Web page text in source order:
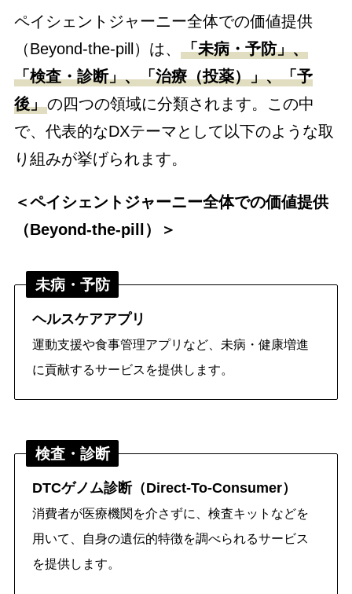
ペイシェントジャーニー全体での価値提供
（Beyond-the-pill）は、 「未病・予防」、
「検査・診断」、「治療（投薬）」、「予
後」の四つの領域に分類されます。この中
で、代表的なDXテーマとして以下のような取
り組みが挙げられます。
＜ペイシェントジャーニー全体での価値提供
（Beyond-the-pill）＞
未病・予防
ヘルスケアアプリ
運動支援や食事管理アプリなど、未病・健康増進
に貢献するサービスを提供します。
検査・診断
DTCゲノム診断（Direct-To-Consumer）
消費者が医療機関を介さずに、検査キットなどを
用いて、自身の遺伝的特徴を調べられるサービス
を提供します。